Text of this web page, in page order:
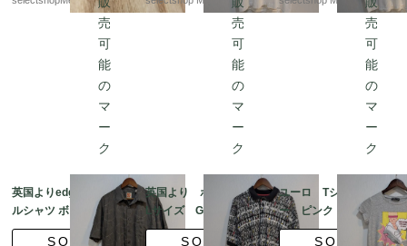
英国よりedge カジュア
ルシャツ ボタン L チェ
ック スワール メンズ
SOLD
英国より ポロシャツ
Lサイズ GREC NOR
MAN アブストラクトプ
SOLD
ユーロ Tシャツ グレ
ー ピンク Sサイズ
程度 ドット 靴柄
SOLD